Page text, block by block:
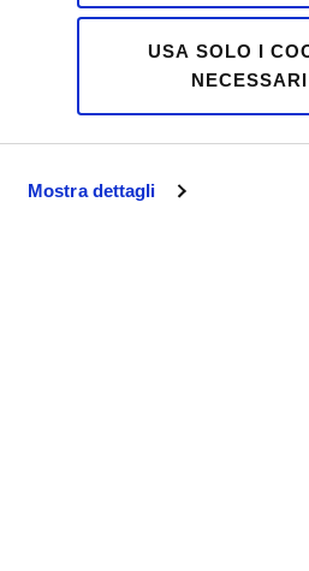
Mostra dettagli
USA SOLO I
NECESSARI
nella gestione del peso